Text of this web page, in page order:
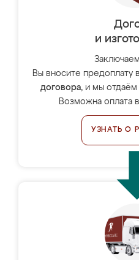
и
Вы вносите предоплату
договора, и мы отдаём
Возможна оплата
УЗНАТЬ О